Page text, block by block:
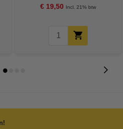
€ 19,50 Incl. 21% btw